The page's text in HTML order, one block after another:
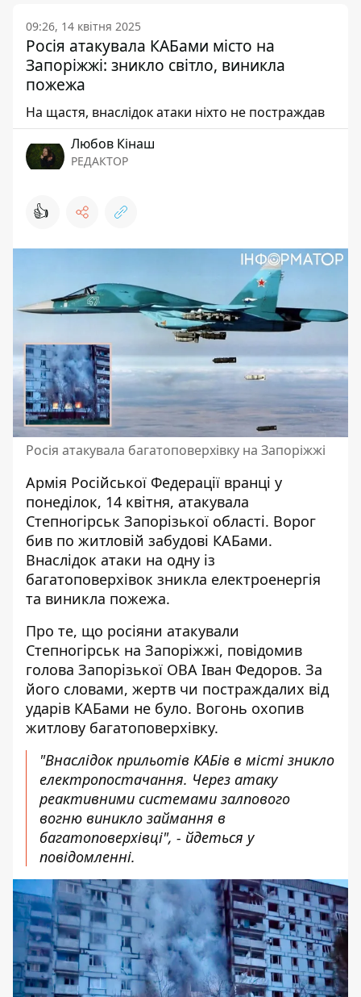
09:26, 14 квітня 2025
Росія атакувала КАБами місто на
Запоріжжі: зникло світло, виникла
пожежа
На щастя, внаслідок атаки ніхто не постраждав
Любов Кінаш
РЕДАКТОР
👍
Росія атакувала багатоповерхівку на Запоріжжі
Армія Російської Федерації вранці у
понеділок, 14 квітня, атакувала
Степногірськ Запорізької області. Ворог
бив по житловій забудові КАБами.
Внаслідок атаки на одну із
багатоповерхівок зникла електроенергія
та виникла пожежа.
Про те, що росіяни атакували
Степногірськ на Запоріжжі, повідомив
голова Запорізької ОВА Іван Федоров. За
його словами, жертв чи постраждалих від
ударів КАБами не було. Вогонь охопив
житлову багатоповерхівку.
"Внаслідок прильотів КАБів в місті зникло
електропостачання. Через атаку
реактивними системами залпового
вогню виникло займання в
багатоповерхівці", - йдеться у
повідомленні.